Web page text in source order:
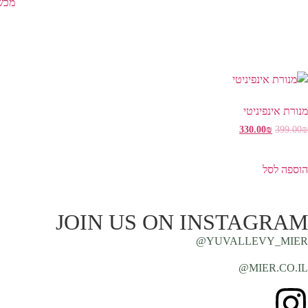
מנורת אינפיניטי
399.00₪
330.00₪
הוספה לסל
JOIN US ON INSTAGRAM
YUVALLEVY_MIER@
MIER.CO.IL@